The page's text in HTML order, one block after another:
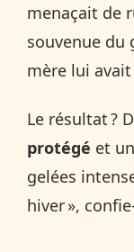
menaçait de
souvenue du
mère lui
Le résultat ?
protégé et
gelées
hiver »,